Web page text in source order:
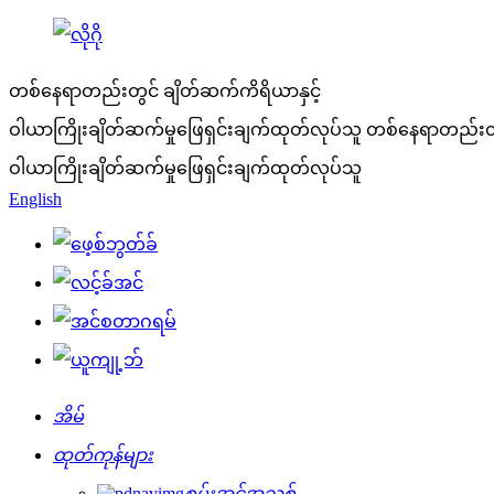
တစ်နေရာတည်းတွင် ချိတ်ဆက်ကိရိယာနှင့်
ဝါယာကြိုးချိတ်ဆက်မှုဖြေရှင်းချက်ထုတ်လုပ်သူ တစ်နေရာတည်
ဝါယာကြိုးချိတ်ဆက်မှုဖြေရှင်းချက်ထုတ်လုပ်သူ
English
အိမ်
ထုတ်ကုန်များ